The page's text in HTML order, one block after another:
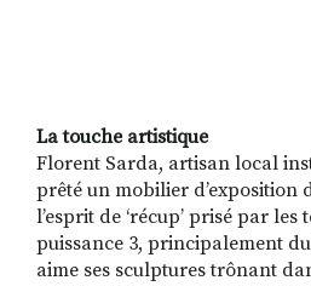
La touche artistique
Florent Sarda, artisan local
prêté un mobilier d’exposition
l’esprit de ‘récup’ prisé par les
puissance 3, principalement
aime ses sculptures trônant